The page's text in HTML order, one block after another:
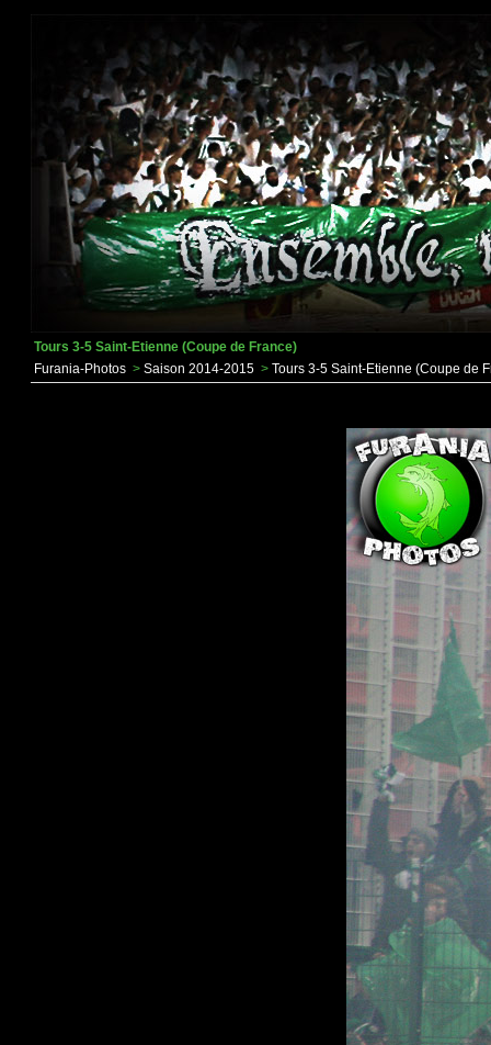
Tours 3-5 Saint-Etienne (Coupe de France)
Furania-Photos > Saison 2014-2015 > Tours 3-5 Saint-Etienne (Coupe de